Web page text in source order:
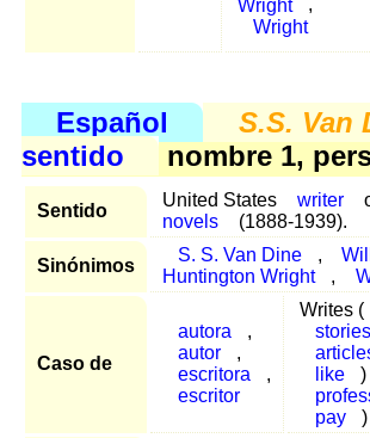
Wright
,
Wright
Español S.S. Van
sentido
nombre 1,
Sentido
United States writer
novels
(1888-1939).
Sinónimos
S. S. Van Dine ,
Huntington Wright
,
Caso de
autora
,
autor
,
escritora
,
escritor
Writes (
stories
like
)
pay
)